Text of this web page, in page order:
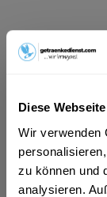
Diese
Wir verwenden
zu können und
analysieren.
ab 6,79
Inhalt:0.7 Liter (9,70
inkl. MwSt.
ggf. zzgl.
Vorrätig